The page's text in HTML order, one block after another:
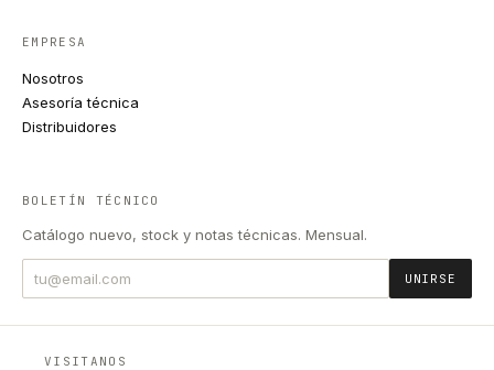
EMPRESA
Nosotros
Asesoría técnica
Distribuidores
BOLETÍN TÉCNICO
Catálogo nuevo, stock y notas técnicas. Mensual.
UNIRSE
VISITANOS